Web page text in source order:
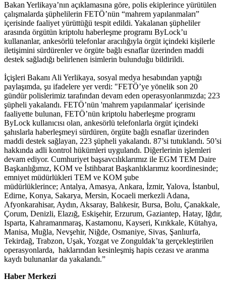
Bakan Yerlikaya’nın açıklamasına göre, polis ekiplerince yürütülen
çalışmalarda şüphelilerin FETÖ’nün “mahrem yapılanmaları”
içerisinde faaliyet yürüttüğü tespit edildi. Yakalanan şüpheliler
arasında örgütün kriptolu haberleşme programı ByLock’u
kullananlar, ankesörlü telefonlar aracılığıyla örgüt içindeki kişilerle
iletişimini sürdürenler ve örgüte bağlı esnaflar üzerinden maddi
destek sağladığı belirlenen isimlerin bulunduğu bildirildi.
İçişleri Bakanı Ali Yerlikaya, sosyal medya hesabından yaptığı
paylaşımda, şu ifadelere yer verdi: "FETÖ’ye yönelik son 20
gündür polislerimiz tarafından devam eden operasyonlarımızda; 223
şüpheli yakalandı. FETÖ’nün 'mahrem yapılanmalar' içerisinde
faaliyette bulunan, FETÖ’nün kriptolu haberleşme programı
ByLock kullanıcısı olan, ankesörlü telefonlarla örgüt içindeki
şahıslarla haberleşmeyi sürdüren, örgüte bağlı esnaflar üzerinden
maddi destek sağlayan, 223 şüpheli yakalandı. 87’si tutuklandı. 50’si
hakkında adli kontrol hükümleri uygulandı. Diğerlerinin işlemleri
devam ediyor. Cumhuriyet başsavcılıklarımız ile EGM TEM Daire
Başkanlığımız, KOM ve İstihbarat Başkanlıklarımız koordinesinde;
emniyet müdürlükleri TEM ve KOM şube
müdürlüklerince; Antalya, Amasya, Ankara, İzmir, Yalova, İstanbul,
Edirne, Konya, Sakarya, Mersin, Kocaeli merkezli Adana,
Afyonkarahisar, Aydın, Aksaray, Balıkesir, Bursa, Bolu, Çanakkale,
Çorum, Denizli, Elazığ, Eskişehir, Erzurum, Gaziantep, Hatay, Iğdır,
Isparta, Kahramanmaraş, Kastamonu, Kayseri, Kırıkkale, Kütahya,
Manisa, Muğla, Nevşehir, Niğde, Osmaniye, Sivas, Şanlıurfa,
Tekirdağ, Trabzon, Uşak, Yozgat ve Zonguldak’ta gerçekleştirilen
operasyonlarda, haklarından kesinleşmiş hapis cezası ve aranma
kaydı bulunanlar da yakalandı.”
Haber Merkezi